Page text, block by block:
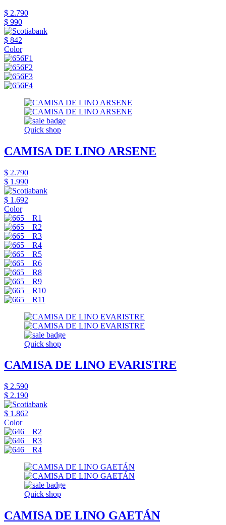
$ 2.790
$ 990
$ 842
Color
Quick shop
CAMISA DE LINO ARSENE
$ 2.790
$ 1.990
$ 1.692
Color
Quick shop
CAMISA DE LINO EVARISTRE
$ 2.590
$ 2.190
$ 1.862
Color
Quick shop
CAMISA DE LINO GAETÁN